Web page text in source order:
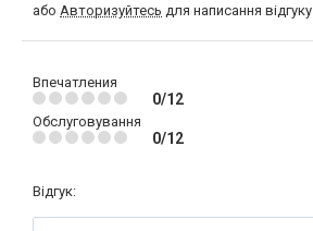
або Авторизуйтесь для написання відгуку
Впечатления
0/12
Обслуговування
0/12
Відгук: